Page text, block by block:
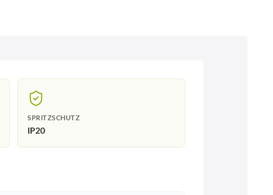
SPRITZSCHUTZ
IP20